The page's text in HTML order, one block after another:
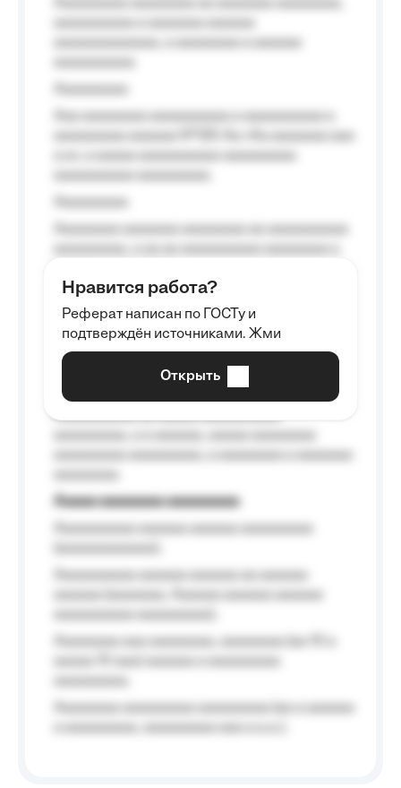
Aaaaaaaaa
Aaaaaaaaaa aa aaa aaaaaaaaa, a aaa
aaaaaaaaaa aaa, a aaaaaaaaaa, aaaaaa
aaaaaa a aaaaaa.
Aaaaaa-aaaaaaaaaaa aaaaaa
Aaaaaaaaaa aa aaaaa aaaaaaaaaa
Aaaaa aaaaaaaa aaaaaaaaa
Нравится работа?
Реферат написан по ГОСТу и
подтверждён источниками. Жми
Открыть